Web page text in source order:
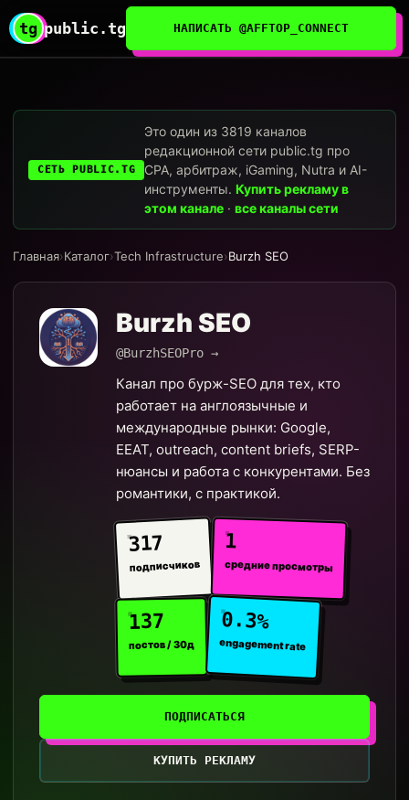
tg public.tg НАПИСАТЬ @AFFTOP_CONNECT
СЕТЬ PUBLIC.TG
Это один из 3819 каналов
редакционной сети public.tg про
CPA, арбитраж, iGaming, Nutra и AI-
инструменты.Купить рекламу в
этом канале ·все каналы сети
Главная›Каталог›Tech Infrastructure›Burzh SEO
Burzh SEO
@BurzhSEOPro →
Канал про бурж-SEO для тех, кто
работает на англоязычные и
международные рынки: Google,
EEAT, outreach, content briefs, SERP-
нюансы и работа с конкурентами. Без
романтики, с практикой.
317
подписчиков
1
средние просмотры
137
постов / 30д
0.3%
engagement rate
ПОДПИСАТЬСЯ
КУПИТЬ РЕКЛАМУ